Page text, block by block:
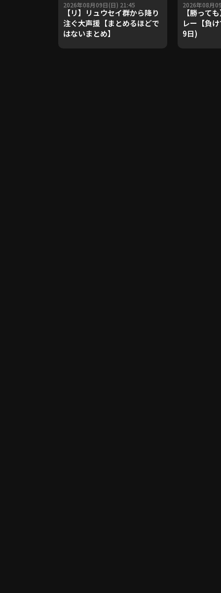
2026年08月09日(日) 21:45
【リ】リュウセイ群から降り
注ぐ大声援【まとめるほどで
はないまとめ】
2026年08月
【勝って
レー【負
9日)